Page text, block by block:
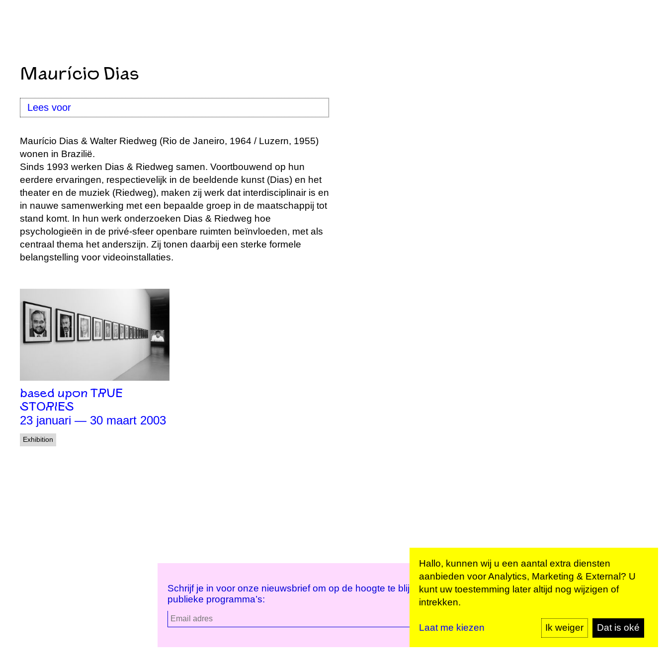
Maurício Dias
Lees voor
Maurício Dias & Walter Riedweg (Rio de Janeiro, 1964 / Luzern, 1955)
wonen in Brazilië.
Sinds 1993 werken Dias & Riedweg samen. Voortbouwend op hun
eerdere ervaringen, respectievelijk in de beeldende kunst (Dias) en het
theater en de muziek (Riedweg), maken zij werk dat interdisciplinair is en
in nauwe samenwerking met een bepaalde groep in de maatschappij tot
stand komt. In hun werk onderzoeken Dias & Riedweg hoe
psychologieën in de privé-sfeer openbare ruimten beïnvloeden, met als
centraal thema het anderszijn. Zij tonen daarbij een sterke formele
belangstelling voor videoinstallaties.
based upon TRUE
STORIES
23 januari — 30 maart 2003
Exhibition
Schrijf je in voor onze nieuwsbrief om op de hoogte te blijven van onze
publieke programma’s:
Hallo, kunnen wij u een aantal extra diensten
aanbieden voorAnalytics, Marketing & External? U
kunt uw toestemming later altijd nog wijzigen of
intrekken.
Laat me kiezen Ik weiger Dat is oké